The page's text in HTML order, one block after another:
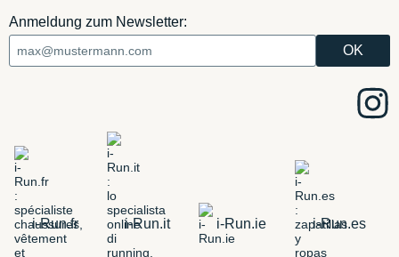
Anmeldung zum Newsletter:
i-Run.fr i-Run.it i-Run.ie i-Run.es